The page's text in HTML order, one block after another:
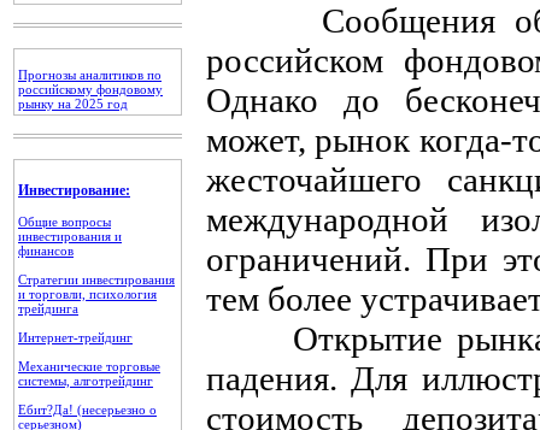
Прогнозы аналитиков по
российскому фондовому
рынку на 2025 год
Инвестирование:
Общие вопросы
инвестирования и
финансов
Стратегии инвестирования
и торговли, психология
трейдинга
Интернет-трейдинг
Механические торговые
системы, алготрейдинг
Ебит?Да! (несерьезно о
серьезном)
Сообщения об
российском
Однако до
может, рынок когда-
жесточайшего
международной
ограничений. При
тем более
Открытие рынка
падения. Для
стоимость